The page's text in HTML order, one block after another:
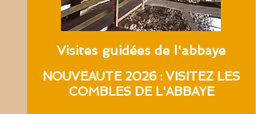
Visites guidées de l'abbaye
NOUVEAUTE 2026 : VISITEZ LES
COMBLES DE L'ABBAYE